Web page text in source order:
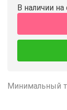
В наличии на
Минимальный